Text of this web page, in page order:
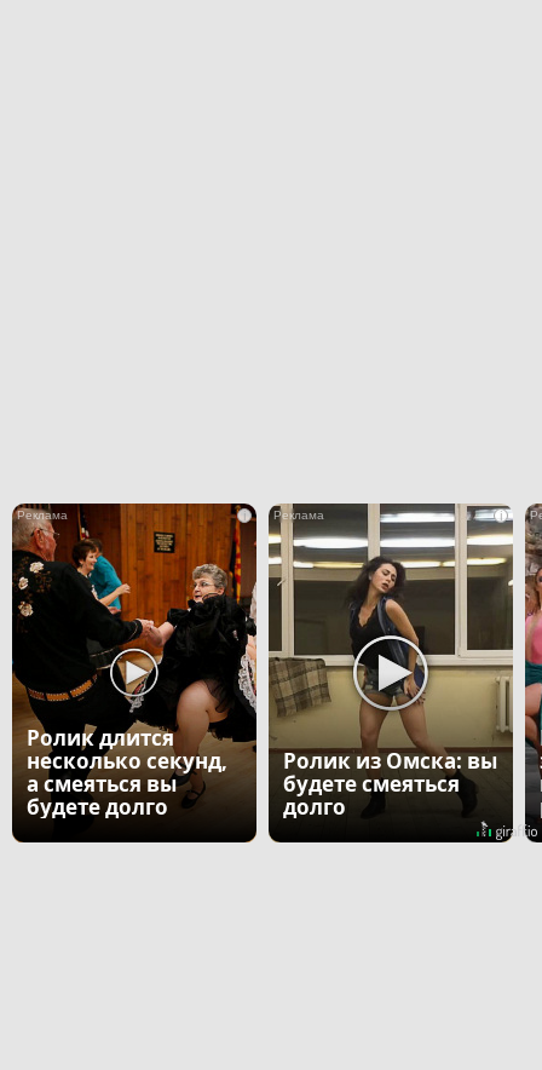
i
Ролик длится
несколько секунд,
а смеяться вы
будете долго
i
Ролик из Омска: вы
будете смеяться
долго